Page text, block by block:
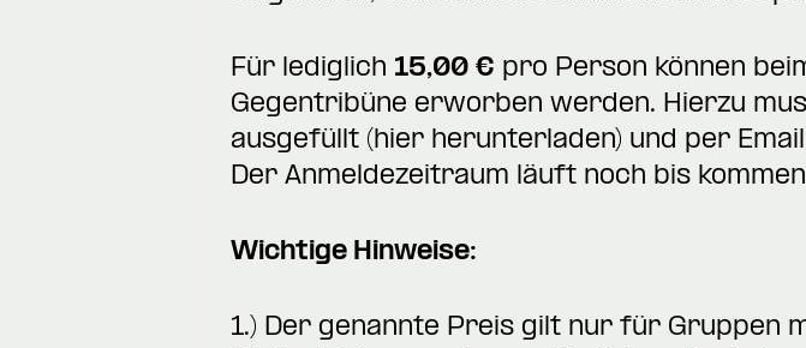
Für lediglich 15,00 € pro Person können
Gegentribüne erworben werden. Hierzu
ausgefüllt (hier herunterladen) und per
Der Anmeldezeitraum läuft noch bis
Wichtige Hinweise:
1.) Der genannte Preis gilt nur für Gruppen